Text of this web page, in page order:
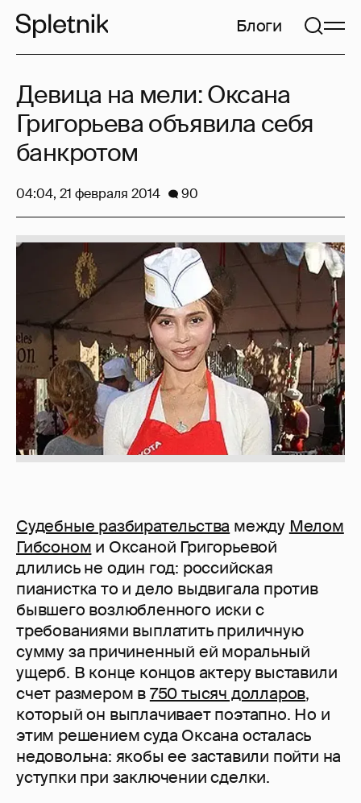
Блоги
Судебные разбирательства между Мелом
Гибсоном и Оксаной Григорьевой
длились не один год: российская
пианистка то и дело выдвигала против
бывшего возлюбленного иски с
требованиями выплатить приличную
сумму за причиненный ей моральный
ущерб. В конце концов актеру выставили
счет размером в750 тысяч долларов,
который он выплачивает поэтапно. Но и
этим решением суда Оксана осталась
недовольна: якобы ее заставили пойти на
уступки при заключении сделки.
Девица на мели: Оксана
Григорьева объявила себя
банкротом
04:04, 21 февраля 2014 90